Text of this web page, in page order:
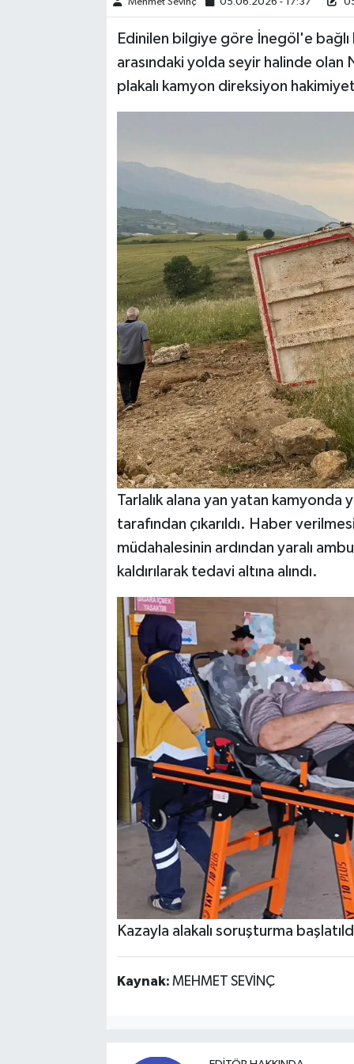
Mehmet Sevinç 05.06.2026 - 17:37
Edinilen bilgiye göre İnegöl'e bağlı
arasındaki yolda seyir halinde
plakalı kamyon direksiyon
Tarlalık alana yan yatan
tarafından çıkarıldı. Haber
müdahalesinin ardından yaralı
kaldırılarak tedavi altına alındı.
Kazayla alakalı soruşturma
Kaynak: MEHMET SEVİNÇ